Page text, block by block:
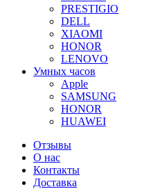
PRESTIGIO
DELL
XIAOMI
HONOR
LENOVO
Умных часов
Apple
SAMSUNG
HONOR
HUAWEI
Отзывы
О нас
Контакты
Доставка